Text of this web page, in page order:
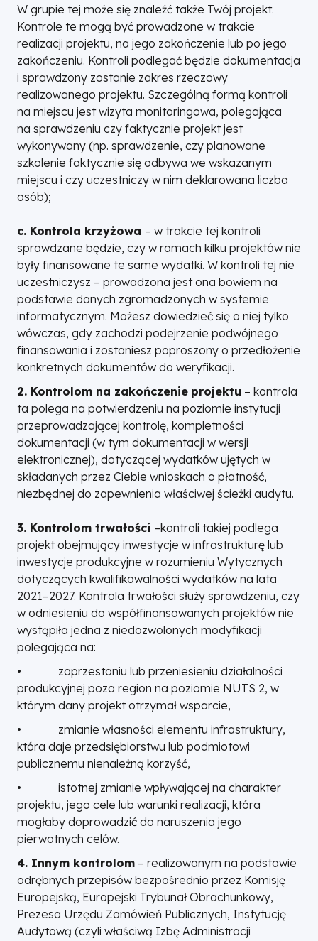
W grupie tej może się znaleźć także Twój projekt.
Kontrole te mogą być prowadzone w trakcie
realizacji projektu, na jego zakończenie lub po jego
zakończeniu. Kontroli podlegać będzie dokumentacja
i sprawdzony zostanie zakres rzeczowy
realizowanego projektu. Szczególną formą kontroli
na miejscu jest wizyta monitoringowa, polegająca
na sprawdzeniu czy faktycznie projekt jest
wykonywany (np. sprawdzenie, czy planowane
szkolenie faktycznie się odbywa we wskazanym
miejscu i czy uczestniczy w nim deklarowana liczba
osób);
c. Kontrola krzyżowa – w trakcie tej kontroli
sprawdzane będzie, czy w ramach kilku projektów nie
były finansowane te same wydatki. W kontroli tej nie
uczestniczysz – prowadzona jest ona bowiem na
podstawie danych zgromadzonych w systemie
informatycznym. Możesz dowiedzieć się o niej tylko
wówczas, gdy zachodzi podejrzenie podwójnego
finansowania i zostaniesz poproszony o przedłożenie
konkretnych dokumentów do weryfikacji.
2. Kontrolom na zakończenie projektu – kontrola
ta polega na potwierdzeniu na poziomie instytucji
przeprowadzającej kontrolę, kompletności
dokumentacji (w tym dokumentacji w wersji
elektronicznej), dotyczącej wydatków ujętych w
składanych przez Ciebie wnioskach o płatność,
niezbędnej do zapewnienia właściwej ścieżki audytu.
3. Kontrolom trwałości –kontroli takiej podlega
projekt obejmujący inwestycje w infrastrukturę lub
inwestycje produkcyjne w rozumieniu Wytycznych
dotyczących kwalifikowalności wydatków na lata
2021–2027. Kontrola trwałości służy sprawdzeniu, czy
w odniesieniu do współfinansowanych projektów nie
wystąpiła jedna z niedozwolonych modyfikacji
polegająca na:
• zaprzestaniu lub przeniesieniu działalności
produkcyjnej poza region na poziomie NUTS 2, w
którym dany projekt otrzymał wsparcie,
• zmianie własności elementu infrastruktury,
która daje przedsiębiorstwu lub podmiotowi
publicznemu nienależną korzyść,
• istotnej zmianie wpływającej na charakter
projektu, jego cele lub warunki realizacji, która
mogłaby doprowadzić do naruszenia jego
pierwotnych celów.
4. Innym kontrolom – realizowanym na podstawie
odrębnych przepisów bezpośrednio przez Komisję
Europejską, Europejski Trybunał Obrachunkowy,
Prezesa Urzędu Zamówień Publicznych, Instytucję
Audytową (czyli właściwą Izbę Administracji